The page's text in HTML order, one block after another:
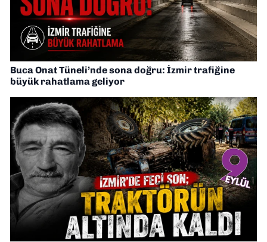
Buca Onat Tüneli’nde sona doğru: İzmir trafiğine
büyük rahatlama geliyor